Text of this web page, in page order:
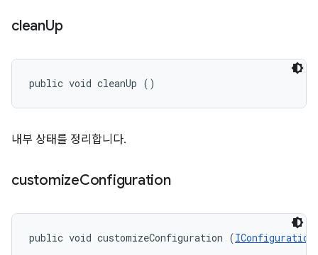
cleanUp
public void cleanUp ()
내부 상태를 정리합니다.
customizeConfiguration
public void customizeConfiguration (IConfiguration